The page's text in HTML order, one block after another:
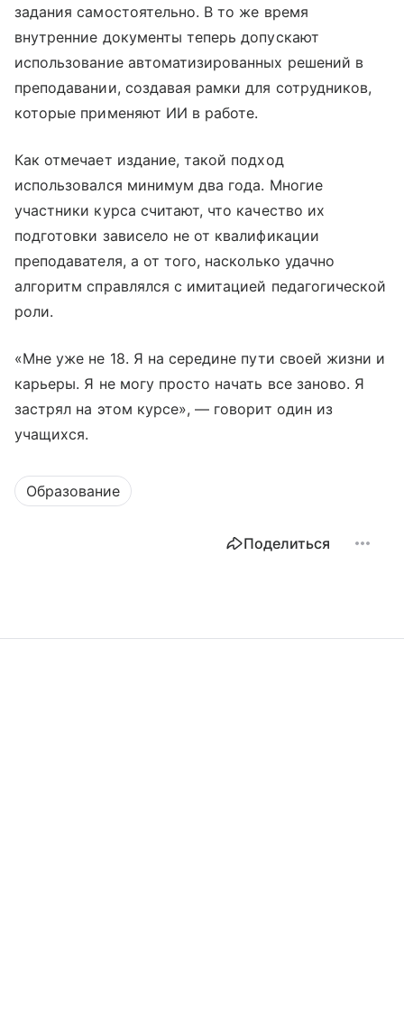
задания самостоятельно. В то же время
внутренние документы теперь допускают
использование автоматизированных решений в
преподавании, создавая рамки для сотрудников,
которые применяют ИИ в работе.
Как отмечает издание, такой подход
использовался минимум два года. Многие
участники курса считают, что качество их
подготовки зависело не от квалификации
преподавателя, а от того, насколько удачно
алгоритм справлялся с имитацией педагогической
роли.
«Мне уже не 18. Я на середине пути своей жизни и
карьеры. Я не могу просто начать все заново. Я
застрял на этом курсе», — говорит один из
учащихся.
Образование
Поделиться